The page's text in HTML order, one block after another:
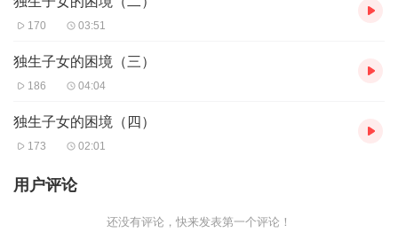
170 03:51
独生子女的困境（三）
186 04:04
独生子女的困境（四）
173 02:01
用户评论
还没有评论，快来发表第一个评论！